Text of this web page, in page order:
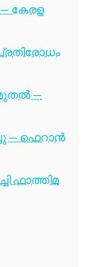
കേരള
മുതൽ —
— ഫെറാൻ
ഫാത്തിമ